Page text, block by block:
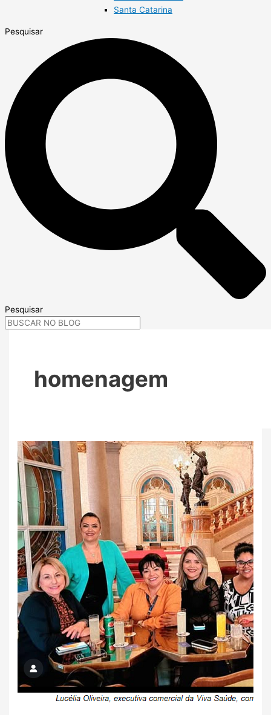
Santa Catarina
Pesquisar
Pesquisar
homenagem